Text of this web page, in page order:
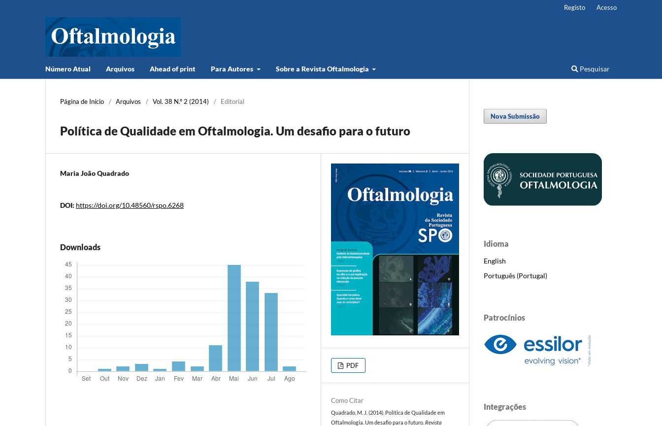
Número Atual Arquivos Ahead of print Para Autores Sobre a Revista Oftalmologia Pesquisar
Registo Acesso
Página de Início / Arquivos / Vol. 38 N.º 2 (2014) / Editorial
Política de Qualidade em Oftalmologia. Um desafio para o futuro
Maria João Quadrado
DOI: https://doi.org/10.48560/rspo.6268
Downloads
PDF
Como Citar
Quadrado, M. J. (2014). Política de Qualidade em
Oftalmologia. Um desafio para o futuro.Revista
Nova Submissão
Idioma
English
Português (Portugal)
Patrocínios
Integrações